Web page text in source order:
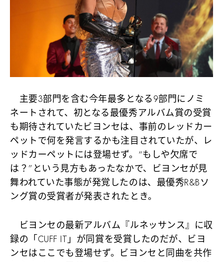
主要3部門を含む今年最多となる9部門にノミ
ネートされて、初となる最優秀アルバム賞の受賞
も期待されていたビヨンセは、事前のレッドカー
ペットで何を発言するかも注目されていたが、レ
ッドカーペットには登場せず。“もしや欠席で
は？”という見方もあったなかで、ビヨンセが見
舞われていた事態が発覚したのは、最優秀R&Bソ
ング賞の受賞者が発表されたとき。
ビヨンセの最新アルバム『ルネッサンス』に収
録の「CUFF IT」が同賞を受賞したのだが、ビヨ
ンセはここでも登場せず。ビヨンセと同曲を共作